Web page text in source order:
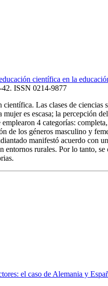
científica en la
ISSN 0214-9877
Las clases de
es escasa; la percepción
4 categorías:
los géneros masculino y
manifestó acuerdo
rurales. Por lo tanto,
el caso de Alemania y